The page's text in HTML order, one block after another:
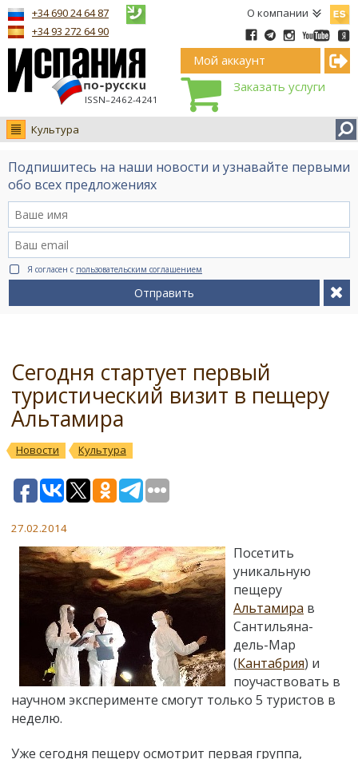
О компании
ISSN–2462-4241
+34 690 24 64 87
+34 93 272 64 90
Мой аккаунт
Заказать услуги
Культура
Новости
Интервью
Видео Ruso.TV
BCN life
Сервис на немецком
Подпишитесь на наши новости и узнавайте первыми
обо всех предложениях
Я согласен с пользовательским соглашением
Отправить
Сегодня стартует первый
туристический визит в пещеру
Альтамира
Новости Культура
27.02.2014
Посетить
уникальную
пещеру
Альтамира в
Сантильяна-
дель-Мар
(Кантабрия) и
поучаствовать в
научном эксперименте смогут только 5 туристов в
неделю.
Уже сегодня пещеру осмотрит первая группа,